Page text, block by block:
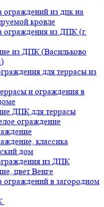
ограждений из дпк на
кровле
ограждения из ДПК (г.
из ДПК (Васильково
для террасы из
и ограждения в
ДПК для террасы
ограждение
классика
дом
из ДПК
цвет Венге
ограждений в загородном